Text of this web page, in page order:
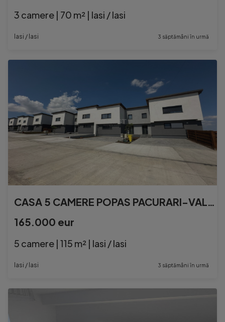
3 camere | 70 m² | Iasi / Iasi
Iasi / Iasi 3 săptămâni în urmă
CASA 5 CAMERE POPAS PACURARI-VALEA LUPULUI
165.000 eur
5 camere | 115 m² | Iasi / Iasi
Iasi / Iasi 3 săptămâni în urmă